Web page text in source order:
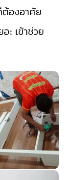
ต้องอาศัย
ะ เข้าช่วย